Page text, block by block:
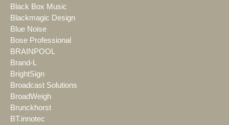
Black Box Music
Blackmagic Design
Blue Noise
Bose Professional
BRAINPOOL
Brand-L
BrightSign
Broadcast Solutions
BroadWeigh
Brunckhorst
BT.innotec